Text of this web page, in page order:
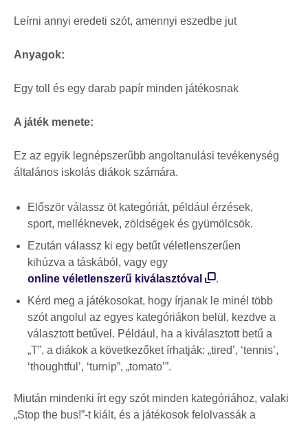
Leírni annyi eredeti szót, amennyi eszedbe jut
Anyagok:
Egy toll és egy darab papír minden játékosnak
A játék menete:
Ez az egyik legnépszerűbb angoltanulási tevékenység
általános iskolás diákok számára.
Először válassz öt kategóriát, például érzések,
sport, melléknevek, zöldségek és gyümölcsök.
Ezután válassz ki egy betűt véletlenszerűen
kihúzva a táskából, vagy egy
online véletlenszerű kiválasztóval
.
Kérd meg a játékosokat, hogy írjanak le minél több
szót angolul az egyes kategóriákon belül, kezdve a
választott betűvel. Például, ha a kiválasztott betű a
„T”, a diákok a következőket írhatják: „tired’, ‘tennis’,
‘thoughtful’, ‘turnip”, „tomato’”.
Miután mindenki írt egy szót minden kategóriához, valaki
„Stop the bus!”-t kiált, és a játékosok felolvassák a